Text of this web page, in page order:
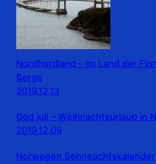
Nordhordland – im Land der
Berge
2019.12.13
God jul! – Weihnachtsurlaub in
2019.12.09
Norwegen